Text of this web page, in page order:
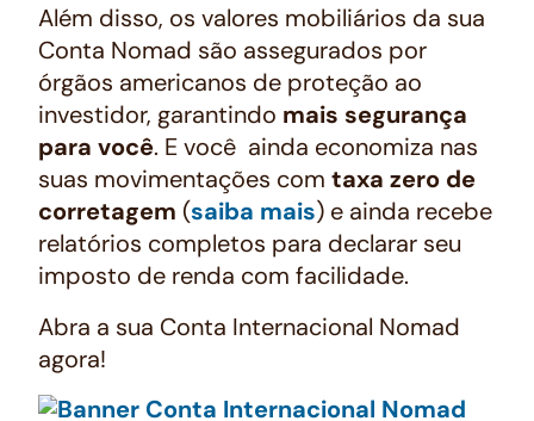
Além disso, os valores mobiliários da sua
Conta Nomad são assegurados por
órgãos americanos de proteção ao
investidor, garantindo mais segurança
para você. E você ainda economiza nas
suas movimentações com taxa zero de
corretagem (saiba mais) e ainda recebe
relatórios completos para declarar seu
imposto de renda com facilidade.
Abra a sua Conta Internacional Nomad
agora!